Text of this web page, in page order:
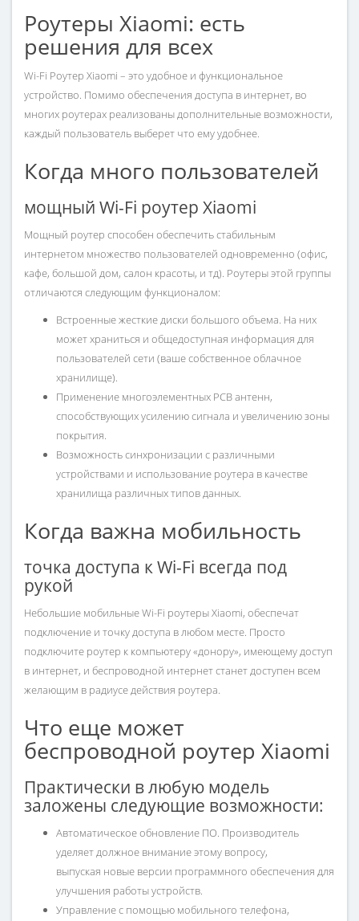
Роутеры Хiaomi: есть
решения для всех
Wi-Fi Роутер Xiaomi – это удобное и функциональное
устройство. Помимо обеспечения доступа в интернет, во
многих роутерах реализованы дополнительные возможности,
каждый пользователь выберет что ему удобнее.
Когда много пользователей
мощный Wi-Fi роутер Xiaomi
Мощный роутер способен обеспечить стабильным
интернетом множество пользователей одновременно (офис,
кафе, большой дом, салон красоты, и тд). Роутеры этой группы
отличаются следующим функционалом:
Встроенные жесткие диски большого объема. На них
может храниться и общедоступная информация для
пользователей сети (ваше собственное облачное
хранилище).
Применение многоэлементных PCB антенн,
способствующих усилению сигнала и увеличению зоны
покрытия.
Возможность синхронизации с различными
устройствами и использование роутера в качестве
хранилища различных типов данных.
Когда важна мобильность
точка доступа к Wi-Fi всегда под
рукой
Небольшие мобильные Wi-Fi роутеры Xiaomi, обеспечат
подключение и точку доступа в любом месте. Просто
подключите роутер к компьютеру «донору», имеющему доступ
в интернет, и беспроводной интернет станет доступен всем
желающим в радиусе действия роутера.
Что еще может
беспроводной роутер Xiaomi
Практически в любую модель
заложены следующие возможности:
Автоматическое обновление ПО. Производитель
уделяет должное внимание этому вопросу,
выпуская новые версии программного обеспечения для
улучшения работы устройств.
Управление с помощью мобильного телефона,